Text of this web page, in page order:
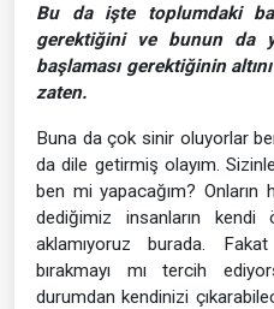
Bu da işte toplumdaki
gerektiğini ve bunun da
başlaması gerektiğinin
zaten.
Buna da çok sinir oluyorlar
da dile getirmiş olayım.
ben mi yapacağım?
dediğimiz insanların kendi
aklamıyoruz burada.
bırakmayı mı tercih
durumdan kendinizi